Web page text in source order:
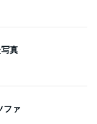
真
ファ